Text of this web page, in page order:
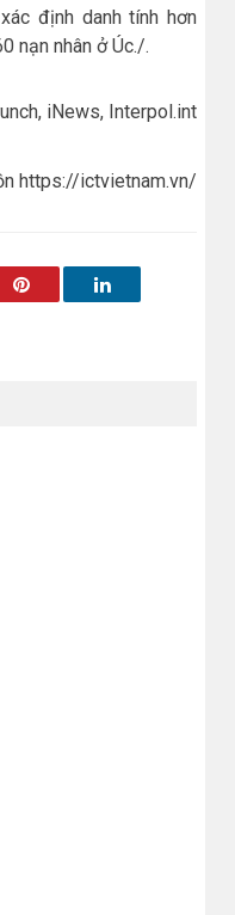
định danh tính hơn
nạn nhân ở Úc./.
iNews, Interpol.int
https://ictvietnam.vn/
Pinterest LinkedIn